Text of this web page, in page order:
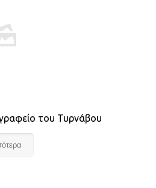
του Τυρνάβου